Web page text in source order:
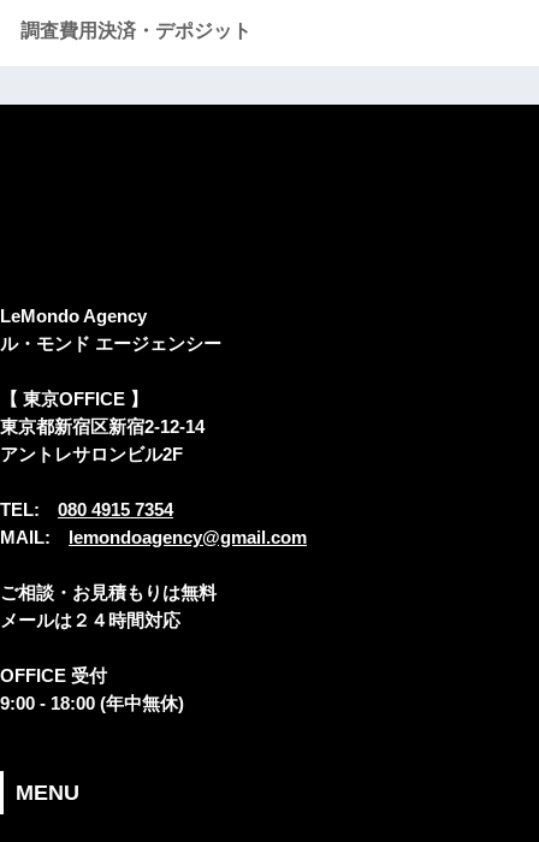
調査費用決済・デポジット
LeMondo Agency
ル・モンド エージェンシー
【 東京OFFICE 】
東京都新宿区新宿2-12-14
アントレサロンビル2F
TEL: 080 4915 7354
MAIL:
lemondoagency@gmail.com
ご相談・お見積もりは無料
メールは２４時間対応
OFFICE 受付
9:00 - 18:00 (年中無休)
MENU